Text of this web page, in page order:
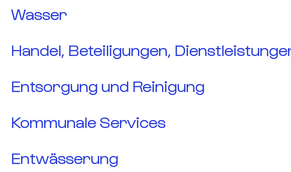
Wasser
Handel, Beteiligungen,
Entsorgung und Reinigung
Kommunale Services
Entwässerung